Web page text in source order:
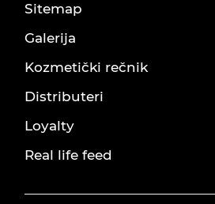
Sitemap
Galerija
Kozmetički rečnik
Distributeri
Loyalty
Real life feed